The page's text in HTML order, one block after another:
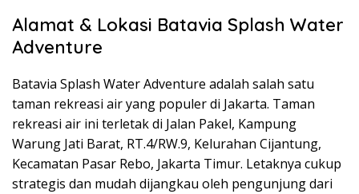
Alamat & Lokasi Batavia Splash Water
Adventure
Batavia Splash Water Adventure adalah salah satu
taman rekreasi air yang populer di Jakarta. Taman
rekreasi air ini terletak di Jalan Pakel, Kampung
Warung Jati Barat, RT.4/RW.9, Kelurahan Cijantung,
Kecamatan Pasar Rebo, Jakarta Timur. Letaknya cukup
strategis dan mudah dijangkau oleh pengunjung dari